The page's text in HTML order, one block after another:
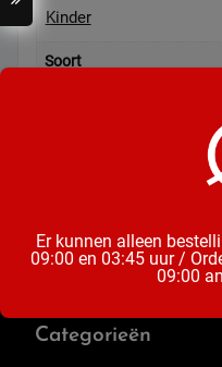
Kinder
Soort
Categorieën
Er kunnen alleen
09:00 en 03:45 uur /
09:00